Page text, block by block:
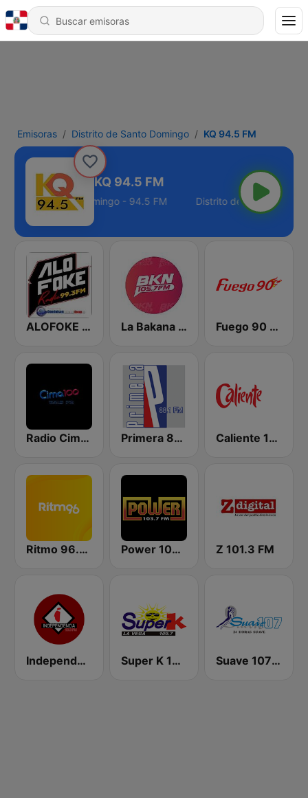
Emisoras Distrito de Santo Domingo KQ 94.5 FM
KQ 94.5 FM
de Santo Domingo - 94.5 FM
ALOFOKE 99.3 FM La Bakana FM Fuego 90 La Salsera
Radio Cima 100.5 FM Primera 88.1 FM Caliente 104.1 FM
Ritmo 96.5 FM Power 103.7 FM Z 101.3 FM
Independencia FM Super K 100.7 FM Suave 107 FM